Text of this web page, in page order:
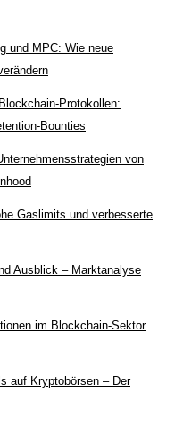
und MPC: Wie neue
Protokollen:
Bounties
von
Gaslimits und verbesserte
Ausblick – Marktanalyse
im Blockchain-Sektor
auf Kryptobörsen – Der